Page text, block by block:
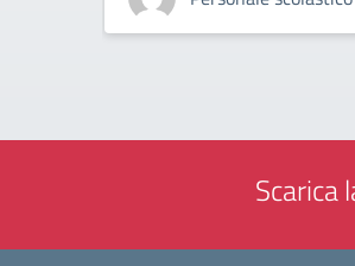
Scarica